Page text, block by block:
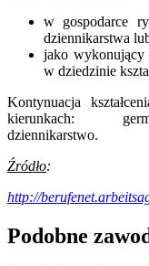
w gospodarce
dziennikarstwa
jako wykonujący
w dziedzinie
Kontynuacja
kierunkach:
dziennikarstwo.
Źródło:
http://
Podobne